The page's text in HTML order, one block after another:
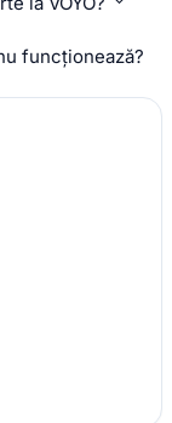
funcționează?